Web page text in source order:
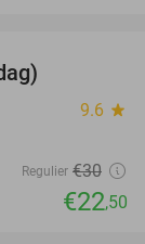
9.6 star
Regulier €30
€22,50